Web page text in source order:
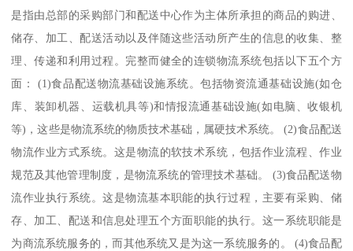
是指由总部的采购部门和配送中心作为主体所承担的商品的购进、
储存、加工、配送活动以及伴随这些活动所产生的信息的收集、整
理、传递和利用过程。完整而健全的连锁物流系统包括以下五个方
面： (1)食品配送物流基础设施系统。包括物资流通基础设施(如仓
库、装卸机器、运载机具等)和情报流通基础设施(如电脑、收银机
等)，这些是物流系统的物质技术基础，属硬技术系统。 (2)食品配送
物流作业方式系统。这是物流的软技术系统，包括作业流程、作业
规范及其他管理制度，是物流系统的管理技术基础。 (3)食品配送物
流作业执行系统。这是物流基本职能的执行过程，主要有采购、储
存、加工、配送和信息处理五个方面职能的执行。这一系统职能是
为商流系统服务的，而其他系统又是为这一系统服务的。 (4)食品配